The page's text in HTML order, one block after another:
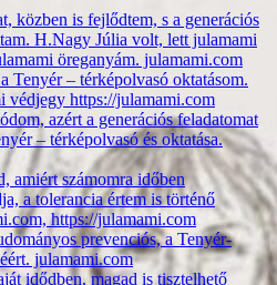
közben is fejlődtem, s a generációs
H.Nagy Júlia volt, lett julamami
öreganyám. julamami.com
Tenyér – térképolvasó oktatásom.
védjegy https://julamami.com
azért a generációs feladatomat
– térképolvasó és oktatása.
amiért számomra időben
a tolerancia értem is történő
https://julamami.com
prevenciós, a Tenyér-
julamami.com
idődben, magad is tisztelhető